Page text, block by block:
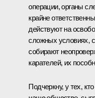
операции, органы
крайне
действуют на
сложных условиях,
собирают
карателей, их
Подчеркну, у тех,